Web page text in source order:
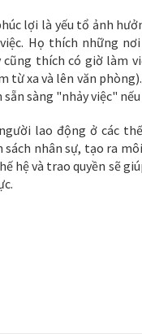
lợi là yếu tổ ảnh
Họ thích những
thích có giờ làm
từ xa và lên văn
sẵn sàng "nhảy việc"
lao động ở các
nhân sự, tạo ra
hệ và trao quyền sẽ